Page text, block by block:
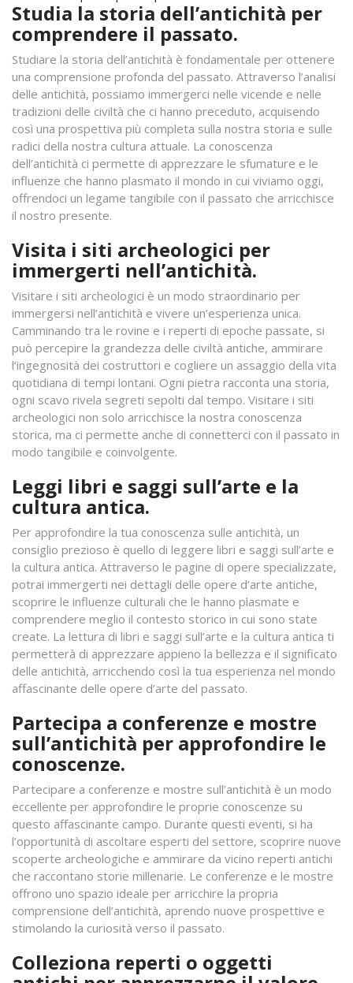
Studia la storia dell’antichità per
comprendere il passato.
Studiare la storia dell’antichità è fondamentale per ottenere
una comprensione profonda del passato. Attraverso l’analisi
delle antichità, possiamo immergerci nelle vicende e nelle
tradizioni delle civiltà che ci hanno preceduto, acquisendo
così una prospettiva più completa sulla nostra storia e sulle
radici della nostra cultura attuale. La conoscenza
dell’antichità ci permette di apprezzare le sfumature e le
influenze che hanno plasmato il mondo in cui viviamo oggi,
offrendoci un legame tangibile con il passato che arricchisce
il nostro presente.
Visita i siti archeologici per
immergerti nell’antichità.
Visitare i siti archeologici è un modo straordinario per
immergersi nell’antichità e vivere un’esperienza unica.
Camminando tra le rovine e i reperti di epoche passate, si
può percepire la grandezza delle civiltà antiche, ammirare
l’ingegnosità dei costruttori e cogliere un assaggio della vita
quotidiana di tempi lontani. Ogni pietra racconta una storia,
ogni scavo rivela segreti sepolti dal tempo. Visitare i siti
archeologici non solo arricchisce la nostra conoscenza
storica, ma ci permette anche di connetterci con il passato in
modo tangibile e coinvolgente.
Leggi libri e saggi sull’arte e la
cultura antica.
Per approfondire la tua conoscenza sulle antichità, un
consiglio prezioso è quello di leggere libri e saggi sull’arte e
la cultura antica. Attraverso le pagine di opere specializzate,
potrai immergerti nei dettagli delle opere d’arte antiche,
scoprire le influenze culturali che le hanno plasmate e
comprendere meglio il contesto storico in cui sono state
create. La lettura di libri e saggi sull’arte e la cultura antica ti
permetterà di apprezzare appieno la bellezza e il significato
delle antichità, arricchendo così la tua esperienza nel mondo
affascinante delle opere d’arte del passato.
Partecipa a conferenze e mostre
sull’antichità per approfondire le
conoscenze.
Partecipare a conferenze e mostre sull’antichità è un modo
eccellente per approfondire le proprie conoscenze su
questo affascinante campo. Durante questi eventi, si ha
l’opportunità di ascoltare esperti del settore, scoprire nuove
scoperte archeologiche e ammirare da vicino reperti antichi
che raccontano storie millenarie. Le conferenze e le mostre
offrono uno spazio ideale per arricchire la propria
comprensione dell’antichità, aprendo nuove prospettive e
stimolando la curiosità verso il passato.
Colleziona reperti o oggetti